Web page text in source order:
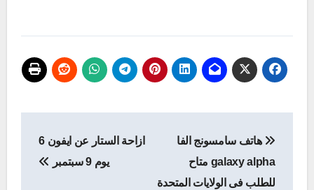
المقالات
هاتف سامسونج الفا
galaxy alpha متاح
للطلب فى الولايات المتحدة
ازاحة الستار عن ايفون 6
يوم 9 سبتمبر